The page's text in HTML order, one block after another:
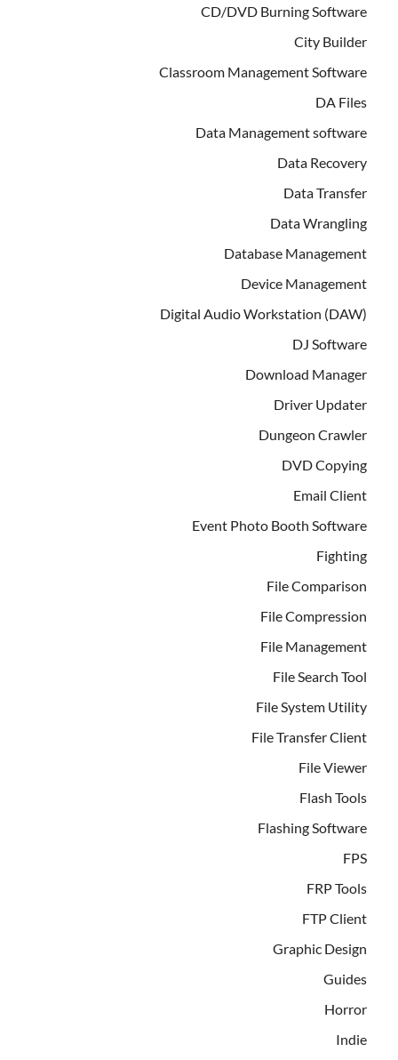
CD/DVD Burning Software
City Builder
Classroom Management Software
DA Files
Data Management software
Data Recovery
Data Transfer
Data Wrangling
Database Management
Device Management
Digital Audio Workstation (DAW)
DJ Software
Download Manager
Driver Updater
Dungeon Crawler
DVD Copying
Email Client
Event Photo Booth Software
Fighting
File Comparison
File Compression
File Management
File Search Tool
File System Utility
File Transfer Client
File Viewer
Flash Tools
Flashing Software
FPS
FRP Tools
FTP Client
Graphic Design
Guides
Horror
Indie